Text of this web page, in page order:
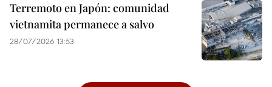
Terremoto en Japón: comunidad
vietnamita permanece a salvo
28/07/2026 13:53